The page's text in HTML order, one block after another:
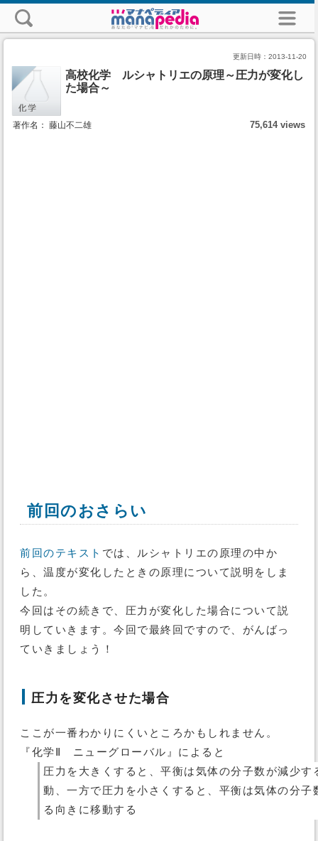
更新日時： 2013-11-20
高校化学 ルシャトリエの原理～圧力が変化し
た場合～
著作名： 藤山不二雄 75,614 views
前回のおさらい
前回のテキスト では、ルシャトリエの原理の中か
ら、温度が変化したときの原理について説明をしま
した。
今回はその続きで、圧力が変化した場合について説
明していきます。今回で最終回ですので、がんばっ
ていきましょう！
圧力を変化させた場合
ここが一番わかりにくいところかもしれません。
『化学Ⅱ ニューグローバル』によると
圧力を大きくすると、平衡は気体の分子数が減少す
動、一方で圧力を小さくすると、平衡は気体の分子
る向きに移動する